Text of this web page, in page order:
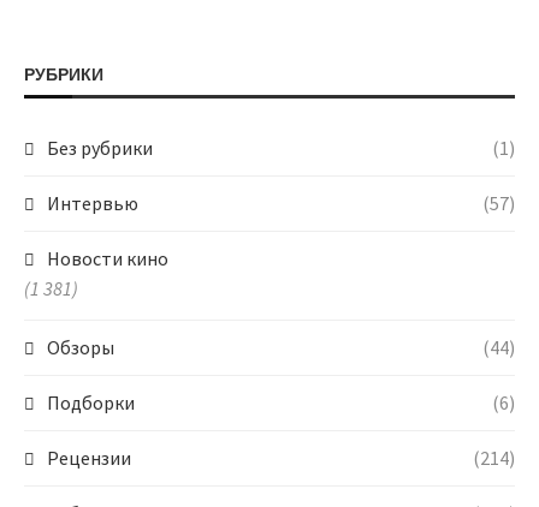
РУБРИКИ
Без рубрики (1)
Интервью (57)
Новости кино
(1 381)
Обзоры (44)
Подборки (6)
Рецензии (214)